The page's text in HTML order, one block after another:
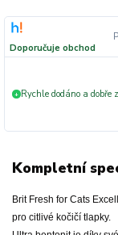
Doporučuje obchod
+ Rychle dodáno a dobře
Kompletní
Brit Fresh for Cats
pro citlivé kočičí tlapky.